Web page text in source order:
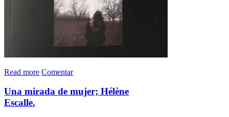
Read more Comentar
Una mirada de mujer; Hélène
Escalle.